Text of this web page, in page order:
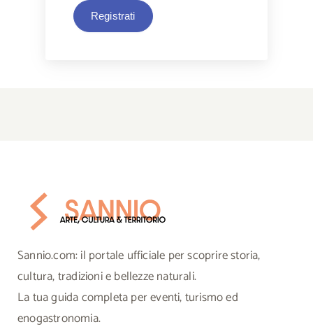
Registrati
Sannio.com: il portale ufficiale per scoprire storia,
cultura, tradizioni e bellezze naturali.
La tua guida completa per eventi, turismo ed
enogastronomia.